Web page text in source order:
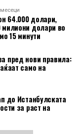
64.000 долари,
долари во
15 минути
пред нови правила:
само на
до Истанбулската
за раст на